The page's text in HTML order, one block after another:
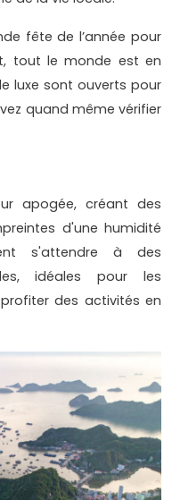
fête de l’année pour
tout le monde est en
luxe sont ouverts pour
quand même vérifier
apogée, créant des
d'une humidité
s'attendre à des
idéales pour les
des activités en